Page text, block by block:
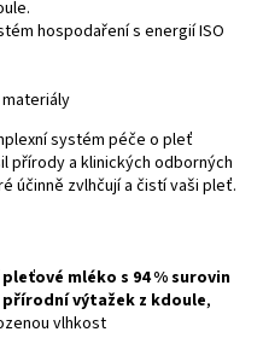
hospodaření s energií ISO
systém péče o pleť
přírody a klinických odborných
účinně zvlhčují a čistí vaši pleť.
mléko s 94 % surovin
přírodní výtažek z kdoule,
vlhkost